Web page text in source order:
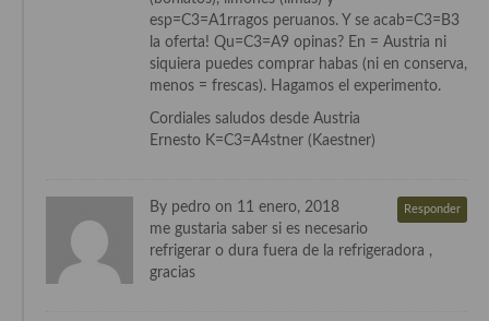
Cocina camboyana
Cocina Coreana
esp=C3=A1rragos peruanos. Y se acab=C3=B3
la oferta! Qu=C3=A9 opinas? En = Austria ni
siquiera puedes comprar habas (ni en conserva,
menos = frescas). Hagamos el experimento.
Cordiales saludos desde Austria
Ernesto K=C3=A4stner (Kaestner)
By pedro on 11 enero, 2018 Responder
me gustaria saber si es necesario
refrigerar o dura fuera de la refrigeradora ,
gracias